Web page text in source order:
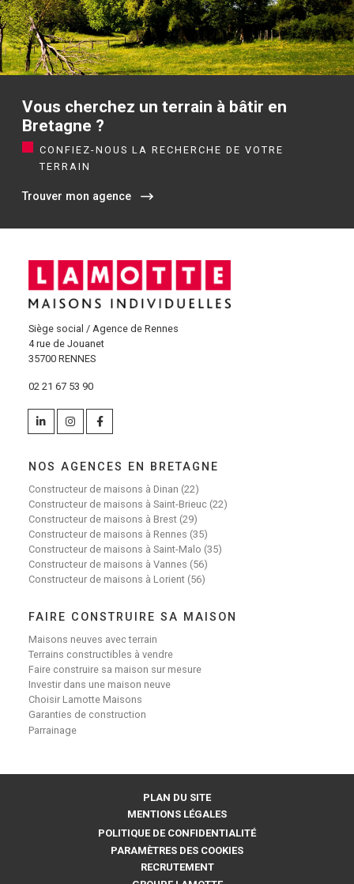
Vous cherchez un terrain à bâtir en
Bretagne ?
CONFIEZ-NOUS LA RECHERCHE DE VOTRE
TERRAIN
Trouver mon agence
Siège social / Agence de Rennes
4 rue de Jouanet
35700 RENNES
02 21 67 53 90
NOS AGENCES EN BRETAGNE
Constructeur de maisons à Dinan (22)
Constructeur de maisons à Saint-Brieuc (22)
Constructeur de maisons à Brest (29)
Constructeur de maisons à Rennes (35)
Constructeur de maisons à Saint-Malo (35)
Constructeur de maisons à Vannes (56)
Constructeur de maisons à Lorient (56)
FAIRE CONSTRUIRE SA MAISON
Maisons neuves avec terrain
Terrains constructibles à vendre
Faire construire sa maison sur mesure
Investir dans une maison neuve
Choisir Lamotte Maisons
Garanties de construction
Parrainage
PLAN DU SITE
MENTIONS LÉGALES
POLITIQUE DE CONFIDENTIALITÉ
PARAMÈTRES DES COOKIES
RECRUTEMENT